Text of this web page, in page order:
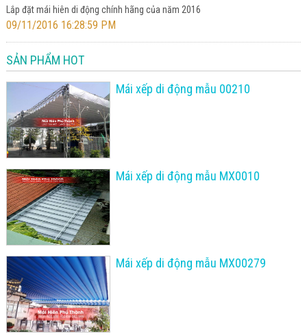
Lắp đặt mái hiên di động chính hãng của năm 2016
09/11/2016 16:28:59 PM
SẢN PHẨM HOT
Mái xếp di động mẫu 00210
Mái xếp di động mẫu MX0010
Mái xếp di động mẫu MX00279